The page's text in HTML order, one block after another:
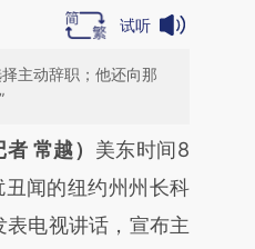
试听
主动辞职；他还向那
段话：本文由第三方
新文章
常越） 美东时间8
丑闻的纽约州州长科
电视讲话，宣布主